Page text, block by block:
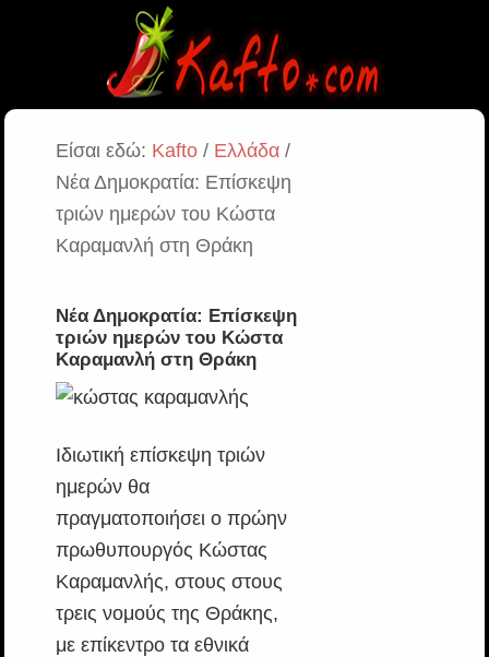
Είσαι εδώ: Kafto/ Ελλάδα/
Νέα Δημοκρατία: Επίσκεψη
τριών ημερών του Κώστα
Καραμανλή στη Θράκη
Νέα Δημοκρατία: Επίσκεψη
τριών ημερών του Κώστα
Καραμανλή στη Θράκη
Ιδιωτική επίσκεψη τριών
ημερών θα
πραγματοποιήσει ο πρώην
πρωθυπουργός Κώστας
Καραμανλής, στους στους
τρεις νομούς της Θράκης,
με επίκεντρο τα εθνικά